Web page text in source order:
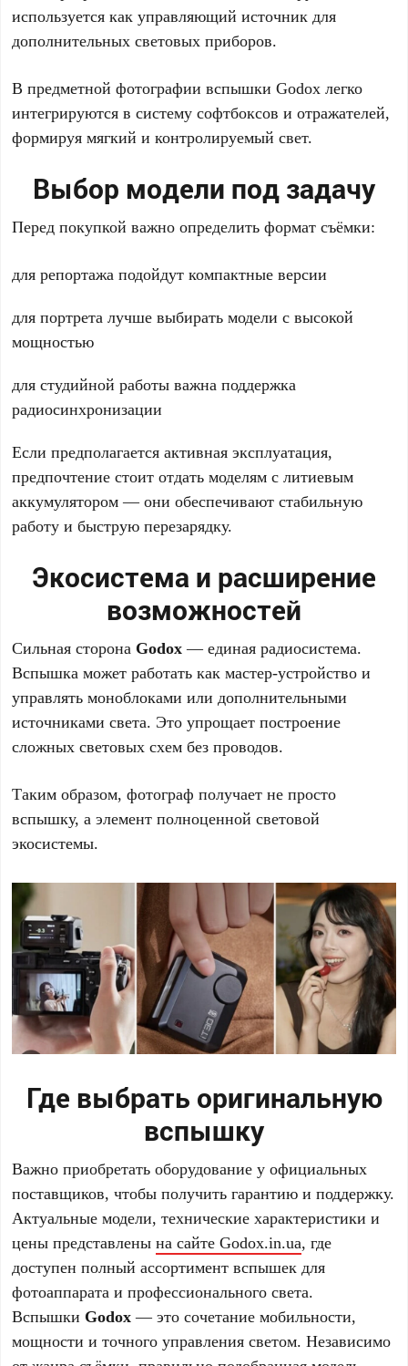
используется как управляющий источник для
дополнительных световых приборов.
В предметной фотографии вспышки Godox легко
интегрируются в систему софтбоксов и отражателей,
формируя мягкий и контролируемый свет.
Выбор модели под задачу
Перед покупкой важно определить формат съёмки:
для репортажа подойдут компактные версии
для портрета лучше выбирать модели с высокой
мощностью
для студийной работы важна поддержка
радиосинхронизации
Если предполагается активная эксплуатация,
предпочтение стоит отдать моделям с литиевым
аккумулятором — они обеспечивают стабильную
работу и быструю перезарядку.
Экосистема и расширение
возможностей
Сильная сторона Godox— единая радиосистема.
Вспышка может работать как мастер-устройство и
управлять моноблоками или дополнительными
источниками света. Это упрощает построение
сложных световых схем без проводов.
Таким образом, фотограф получает не просто
вспышку, а элемент полноценной световой
экосистемы.
Где выбрать оригинальную
вспышку
Важно приобретать оборудование у официальных
поставщиков, чтобы получить гарантию и поддержку.
Актуальные модели, технические характеристики и
цены представленына сайте Godox.in.ua, где
доступен полный ассортимент вспышек для
фотоаппарата и профессионального света.
Вспышки Godox— это сочетание мобильности,
мощности и точного управления светом. Независимо